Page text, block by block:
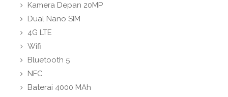
Kamera Depan 20MP
Dual Nano SIM
4G LTE
Wifi
Bluetooth 5
NFC
Baterai 4000 MAh